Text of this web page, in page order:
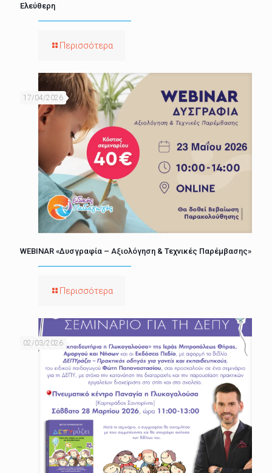
Ελεύθερη
Περισσότερα
17/04/2026
WEBINAR «Δυσγραφία – Αξιολόγηση & Τεχνικές Παρέμβασης»
Περισσότερα
02/03/2026